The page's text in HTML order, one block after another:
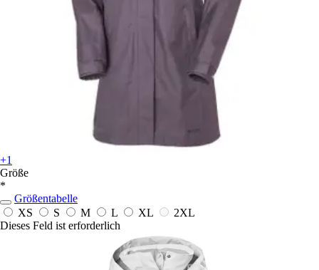
+1
Größe
*
Größentabelle
XS
S M L XL
2XL
Dieses Feld ist erforderlich